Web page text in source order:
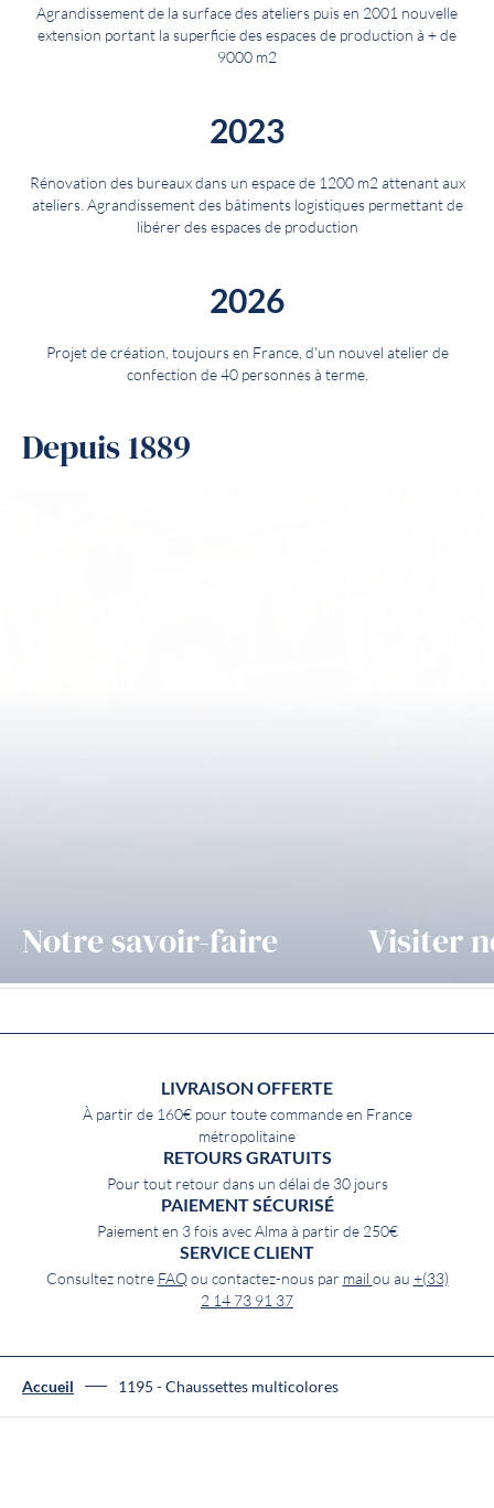
Agrandissement de la surface des ateliers puis en 2001 nouvelle
extension portant la superficie des espaces de production à + de
9000 m2
2023
Rénovation des bureaux dans un espace de 1200 m2 attenant aux
ateliers. Agrandissement des bâtiments logistiques permettant de
libérer des espaces de production
2026
Projet de création, toujours en France, d'un nouvel atelier de
confection de 40 personnes à terme.
Depuis 1889
Notre savoir-faire Visiter
LIVRAISON OFFERTE
À partir de 160€ pour toute commande en France
métropolitaine
RETOURS GRATUITS
Pour tout retour dans un délai de 30 jours
PAIEMENT SÉCURISÉ
Paiement en 3 fois avec Alma à partir de 250€
SERVICE CLIENT
Consultez notre FAQou contactez-nous par mail ou au +(33)
2 14 73 91 37
Accueil 1195 - Chaussettes multicolores